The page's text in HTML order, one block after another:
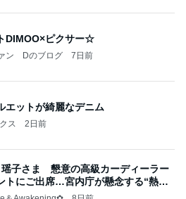
DIMOO×ピクサー☆
ン Dのブログ 7日前
エットが綺麗なデニム
ス 2日前
瑶子さま 懇意の高級カーディーラー
トにご出席…宮内庁が懸念する“熱心